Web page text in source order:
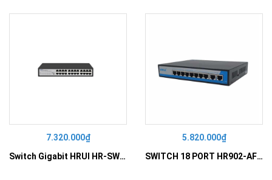
7.320.000₫
Switch Gigabit HRUI HR-SWG10240D
5.820.000₫
SWITCH 18 PORT HR902-AF162G-300 – Switch PoE 16 Cổng